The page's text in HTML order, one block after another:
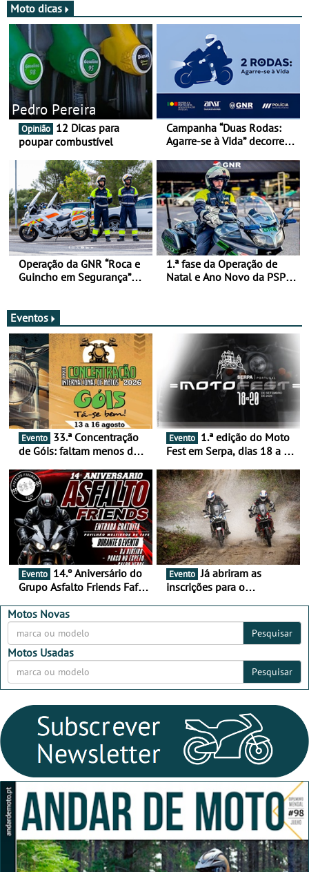
Moto dicas
Pedro Pereira
Opinião
poupar combustível
Campanha “Duas Rodas:
Agarre-se à Vida” decorre
Operação da GNR “Roca e
Guincho em Segurança”
1.ª fase da Operação de
Natal e Ano Novo da PSP e
Eventos
Evento
de Góis: faltam menos de
16 de agosto
Evento
Fest em Serpa, dias 18 a 20
duas rodas invade o Baixo
Alentejo
Evento
Grupo Asfalto Friends Fafe,
2026
Evento Já abriram as
inscrições para o
Motos Novas
Pesquisar
Motos Usadas
Pesquisar